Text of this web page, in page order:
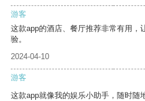
游客
这款app的酒店、餐厅推荐非常有用，
验。
2024-04-10
游客
这款app就像我的娱乐小助手，随时随